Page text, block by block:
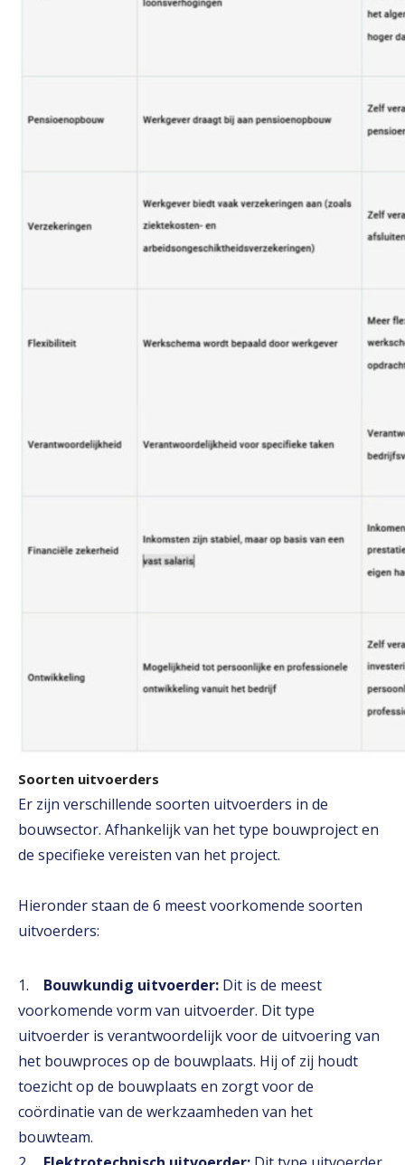
Soorten uitvoerders
Er zijn verschillende soorten uitvoerders in de
bouwsector. Afhankelijk van het type bouwproject en
de specifieke vereisten van het project.
Hieronder staan de 6 meest voorkomende soorten
uitvoerders:
1. Bouwkundig uitvoerder: Dit is de meest
voorkomende vorm van uitvoerder. Dit type
uitvoerder is verantwoordelijk voor de uitvoering van
het bouwproces op de bouwplaats. Hij of zij houdt
toezicht op de bouwplaats en zorgt voor de
coördinatie van de werkzaamheden van het
bouwteam.